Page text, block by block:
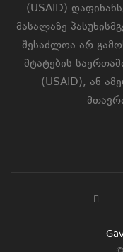
(USAID)
მასალაზე
შესაძლოა არ
შტატების
(USAID), ან